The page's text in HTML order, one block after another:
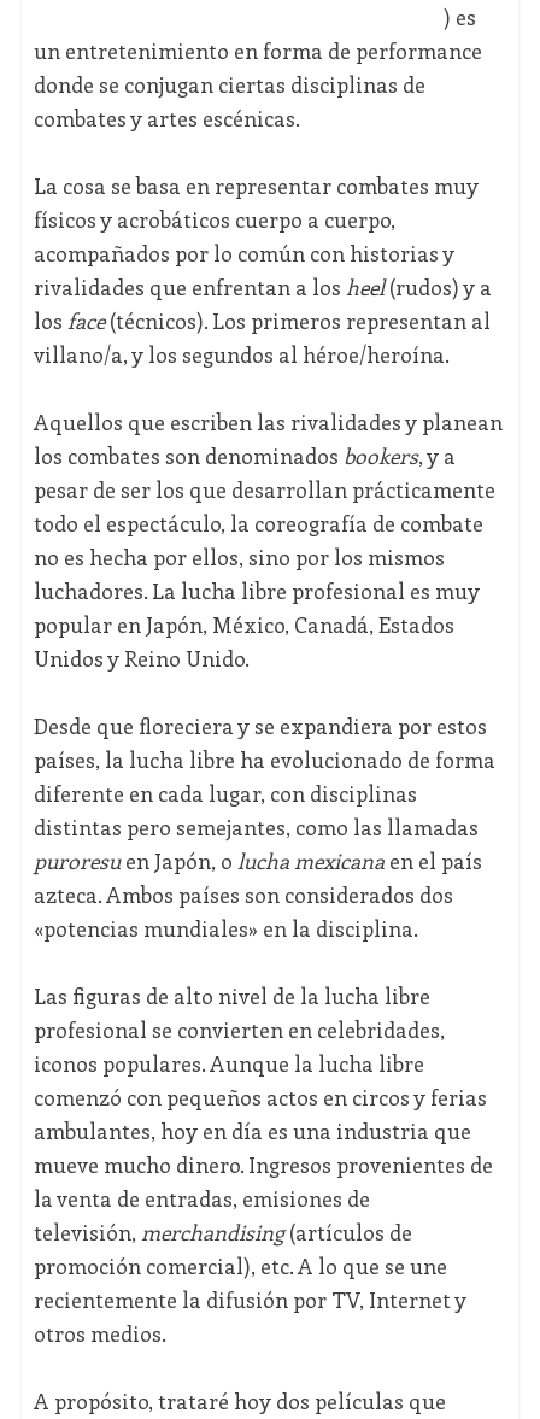
) es
un entretenimiento en forma de performance
donde se conjugan ciertas disciplinas de
combates y artes escénicas.
La cosa se basa en representar combates muy
físicos y acrobáticos cuerpo a cuerpo,
acompañados por lo común con historias y
rivalidades que enfrentan a los heel(rudos) y a
los face(técnicos). Los primeros representan al
villano/a, y los segundos al héroe/heroína.
Aquellos que escriben las rivalidades y planean
los combates son denominados bookers, y a
pesar de ser los que desarrollan prácticamente
todo el espectáculo, la coreografía de combate
no es hecha por ellos, sino por los mismos
luchadores. La lucha libre profesional es muy
popular en Japón, México, Canadá, Estados
Unidos y Reino Unido.
Desde que floreciera y se expandiera por estos
países, la lucha libre ha evolucionado de forma
diferente en cada lugar, con disciplinas
distintas pero semejantes, como las llamadas
puroresuen Japón, o lucha mexicanaen el país
azteca. Ambos países son considerados dos
«potencias mundiales» en la disciplina.
Las figuras de alto nivel de la lucha libre
profesional se convierten en celebridades,
iconos populares. Aunque la lucha libre
comenzó con pequeños actos en circos y ferias
ambulantes, hoy en día es una industria que
mueve mucho dinero. Ingresos provenientes de
la venta de entradas, emisiones de
televisión, merchandising(artículos de
promoción comercial), etc. A lo que se une
recientemente la difusión por TV, Internet y
otros medios.
A propósito, trataré hoy dos películas que